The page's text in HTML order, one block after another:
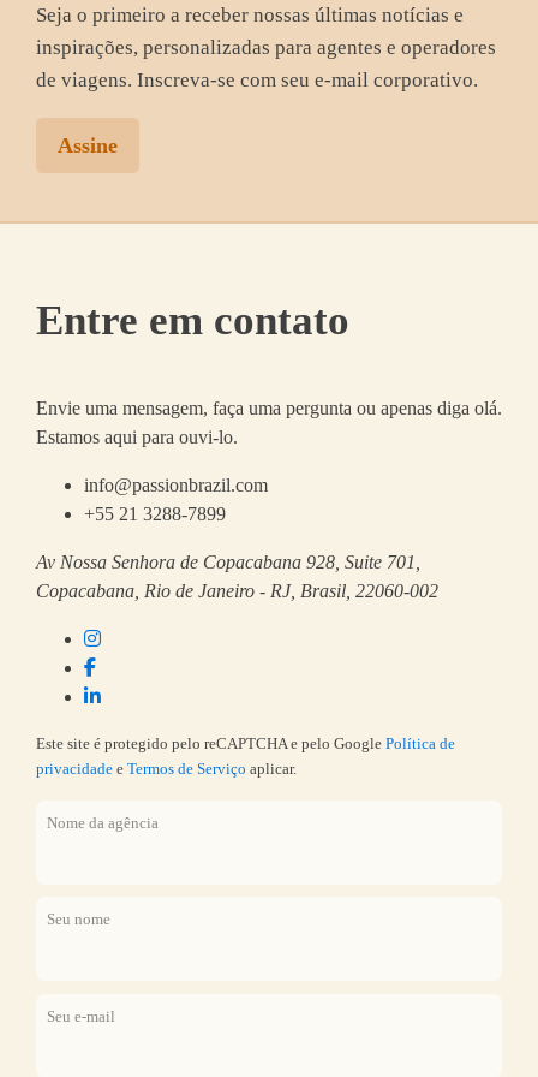
Seja o primeiro a receber nossas últimas notícias e
inspirações, personalizadas para agentes e operadores
de viagens. Inscreva-se com seu e-mail corporativo.
Assine
Entre em contato
Envie uma mensagem, faça uma pergunta ou apenas diga olá.
Estamos aqui para ouvi-lo.
info@passionbrazil.com
+55 21 3288-7899
Av Nossa Senhora de Copacabana 928, Suite 701,
Copacabana, Rio de Janeiro - RJ, Brasil, 22060-002
Este site é protegido pelo reCAPTCHA e pelo Google Política de
privacidade e Termos de Serviço aplicar.
Nome da agência
Seu nome
Seu e-mail